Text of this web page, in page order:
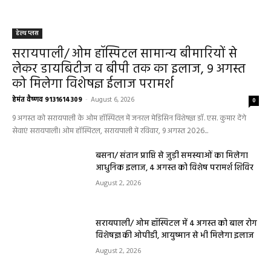
हेल्थ प्लस
सरायपाली/ ओम हॉस्पिटल सामान्य बीमारियों से
लेकर डायबिटीज व बीपी तक का इलाज, 9 अगस्त
को मिलेगा विशेषज्ञ ईलाज परामर्श
हेमंत वैष्णव 9131614309 - August 6, 2026 0
9 अगस्त को सरायपाली के ओम हॉस्पिटल में जनरल मेडिसिन विशेषज्ञ डॉ. एस. कुमार देंगे
सेवाएं सरायपाली। ओम हॉस्पिटल, सरायपाली में रविवार, 9 अगस्त 2026...
बसना/ संतान प्राप्ति से जुड़ी समस्याओं का मिलेगा
आधुनिक इलाज, 4 अगस्त को विशेष परामर्श शिविर
August 2, 2026
सरायपाली/ ओम हॉस्पिटल में 4 अगस्त को बाल रोग
विशेषज्ञ की ओपीडी, आयुष्मान से भी मिलेगा इलाज
August 2, 2026